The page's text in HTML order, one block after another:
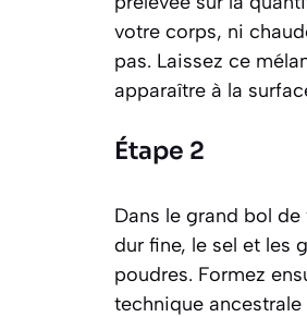
votre corps, ni
pas. Laissez ce
apparaître à la
Étape 2
Dans le grand bol
dur fine, le sel et les
poudres. Formez
technique